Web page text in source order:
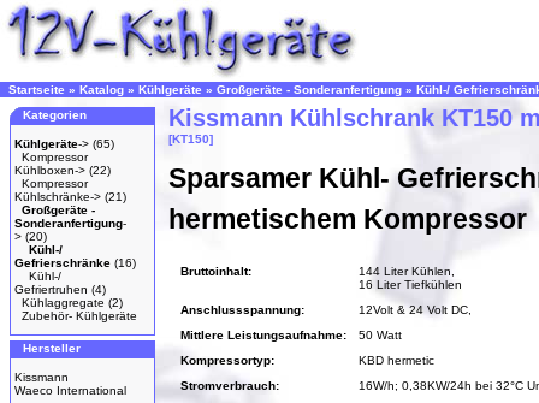
Startseite » Katalog » Kühlgeräte » Großgeräte - Sonderanfertigung » Kühl-/
Kategorien
Kühlgeräte-> (65)
Kompressor
Kühlboxen-> (22)
Kompressor
Kühlschränke-> (21)
Großgeräte -
Sonderanfertigung-
> (20)
Kühl-/
Gefrierschränke (16)
Kühl-/
Gefriertruhen (4)
Kühlaggregate (2)
Zubehör- Kühlgeräte
Hersteller
Kissmann
Waeco International
Kissmann Kühlschrank KT150
[KT150]
Sparsamer Kühl-
hermetischem Kompressor
Bruttoinhalt:
144 Liter Kühlen,
16 Liter Tiefkühlen
Anschlussspannung:
12Volt & 24 Volt DC,
Mittlere Leistungsaufnahme:
50 Watt
Kompressortyp:
KBD hermetic
Stromverbrauch:
16W/h; 0,38KW/24h bei 32°C